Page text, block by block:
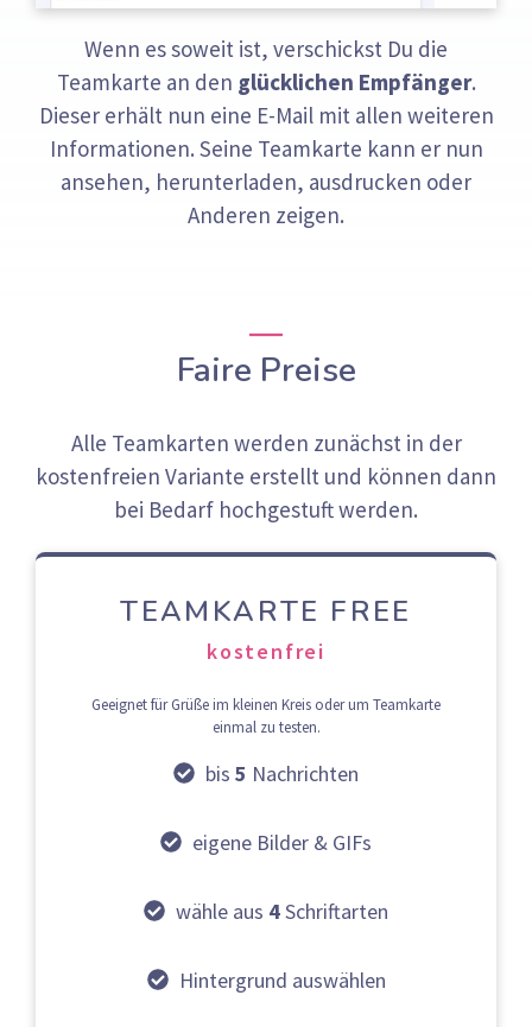
Wenn es soweit ist, verschickst Du die
Teamkarte an den glücklichen Empfänger.
Dieser erhält nun eine E-Mail mit allen weiteren
Informationen. Seine Teamkarte kann er nun
ansehen, herunterladen, ausdrucken oder
Anderen zeigen.
Faire Preise
Alle Teamkarten werden zunächst in der
kostenfreien Variante erstellt und können dann
bei Bedarf hochgestuft werden.
TEAMKARTE FREE
kostenfrei
Geeignet für Grüße im kleinen Kreis oder um Teamkarte
einmal zu testen.
bis 5 Nachrichten
eigene Bilder & GIFs
wähle aus 4Schriftarten
Hintergrund auswählen